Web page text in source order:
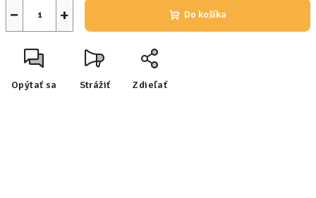
+
− Do košíka
Opýtať sa Strážiť Zdieľať